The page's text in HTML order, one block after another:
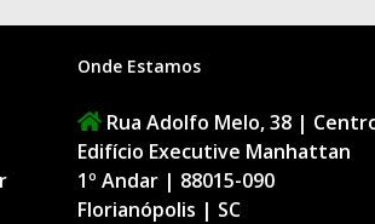
Onde Estamos
Rua Adolfo Melo, 38 |
Edifício Executive Manhattan
1º Andar | 88015-090
Florianópolis | SC